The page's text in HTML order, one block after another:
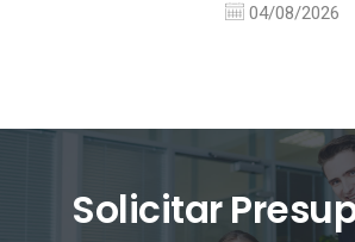
04/08/2026
Solicitar